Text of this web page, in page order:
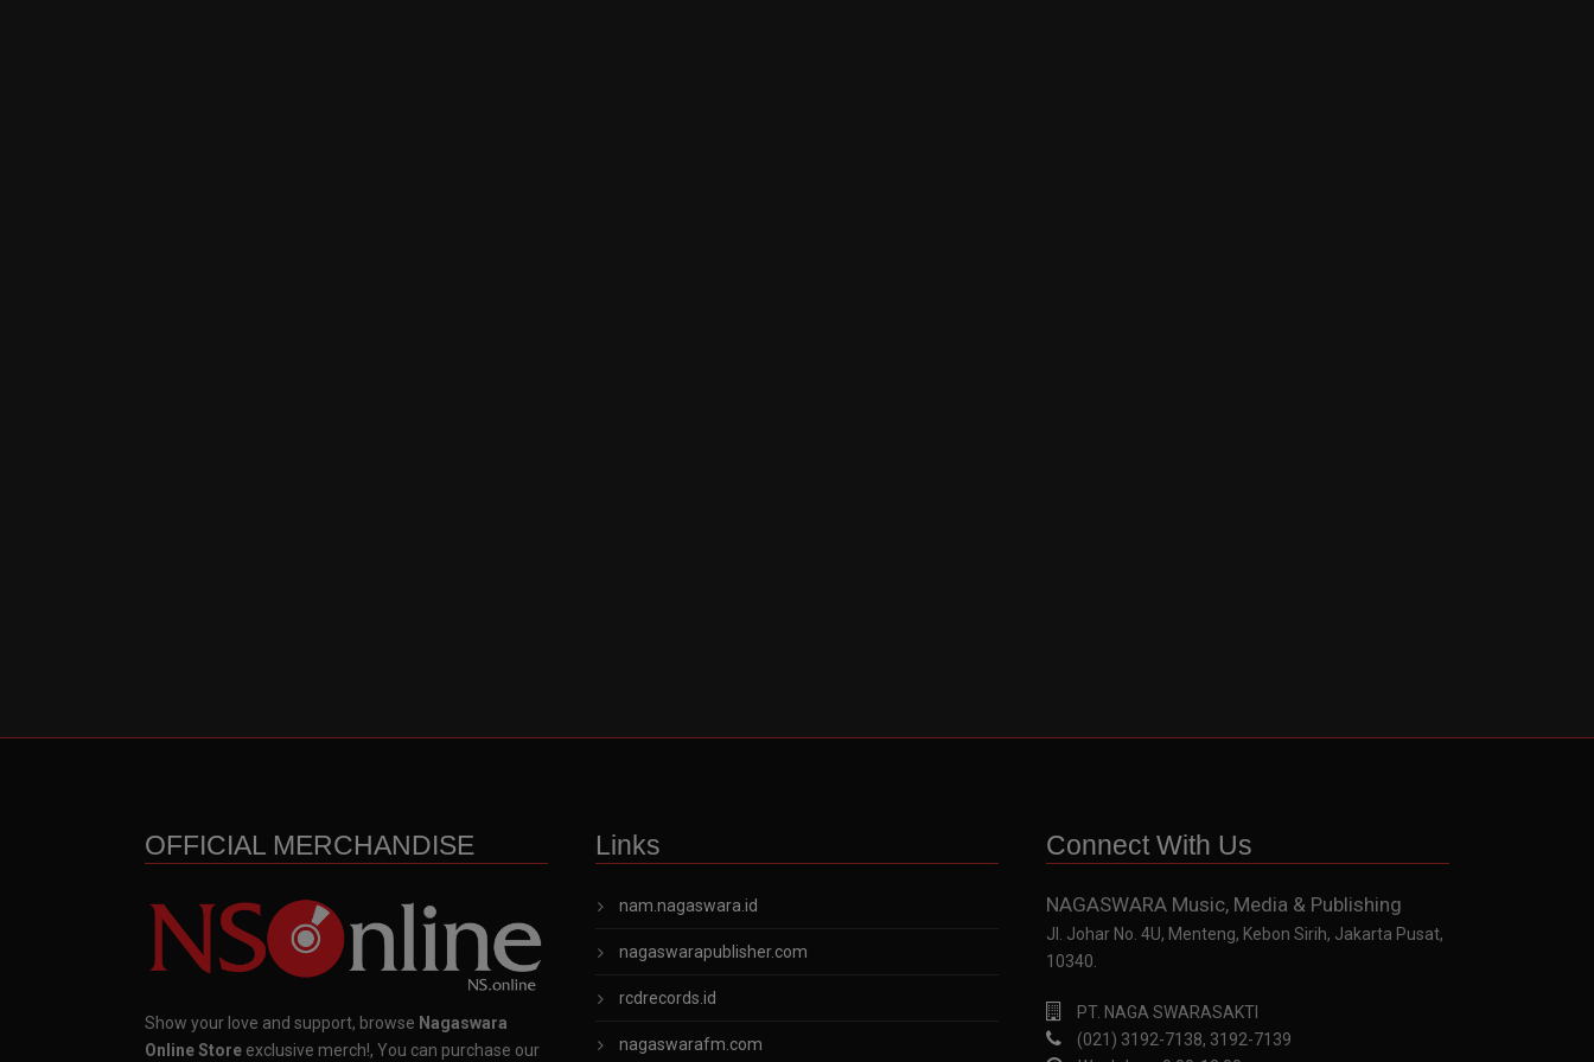
OFFICIAL MERCHANDISE
Show your love and support, browse Nagaswara
Online Store exclusive merch!, You can purchase our
Links
nam.nagaswara.id
nagaswarapublisher.com
rcdrecords.id
nagaswarafm.com
Connect With Us
NAGASWARA Music, Media & Publishing
Jl. Johar No. 4U, Menteng, Kebon Sirih, Jakarta Pusat,
10340.
PT. NAGA SWARASAKTI
(021) 3192-7138, 3192-7139